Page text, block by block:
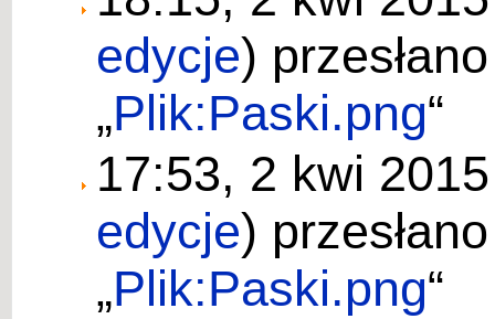
edycje)
„Plik:Paski.png“
17:53, 2 kwi
edycje)
„Plik:Paski.png“